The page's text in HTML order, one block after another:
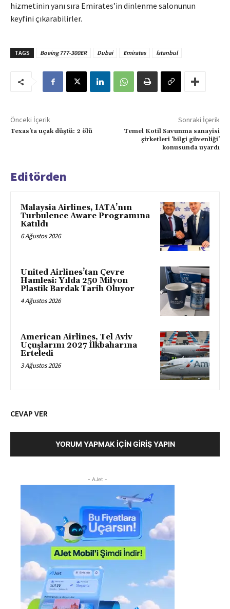
hizmetinin yanı sıra Emirates’in dinlenme salonunun
keyfini çıkarabilirler.
TAGS Boeing 777-300ER Dubai Emirates İstanbul
Önceki İçerik
Texas’ta uçak düştü: 2 ölü
Sonraki İçerik
Temel Kotil Savunma sanayisi
şirketleri ‘bilgi güvenliği’
konusunda uyardı
Editörden
Malaysia Airlines, IATA’nın
Turbulence Aware Programına
Katıldı
6 Ağustos 2026
United Airlines’tan Çevre
Hamlesi: Yılda 250 Milyon
Plastik Bardak Tarih Oluyor
4 Ağustos 2026
American Airlines, Tel Aviv
Uçuşlarını 2027 İlkbaharına
Erteledi
3 Ağustos 2026
CEVAP VER
YORUM YAPMAK İÇIN GIRIŞ YAPIN
- AJet -